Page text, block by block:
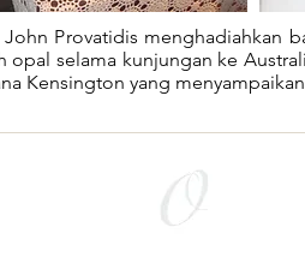
Provatidis menghadiahkan
opal selama kunjungan ke
Kensington yang